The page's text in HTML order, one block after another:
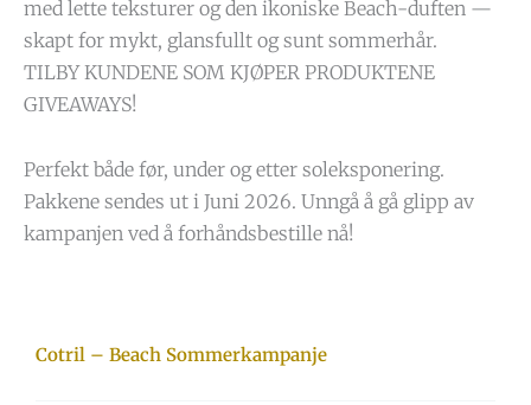
med lette teksturer og den ikoniske Beach-duften —
skapt for mykt, glansfullt og sunt sommerhår.
TILBY KUNDENE SOM KJØPER PRODUKTENE
GIVEAWAYS!
Perfekt både før, under og etter soleksponering.
Pakkene sendes ut i Juni 2026. Unngå å gå glipp av
kampanjen ved å forhåndsbestille nå!
Cotril – Beach Sommerkampanje